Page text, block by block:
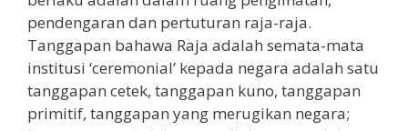
pendengaran dan pertuturan raja-raja.
Tanggapan bahawa Raja adalah semata-mata
institusi ‘ceremonial’ kepada negara adalah satu
tanggapan cetek, tanggapan kuno, tanggapan
primitif, tanggapan yang merugikan negara;